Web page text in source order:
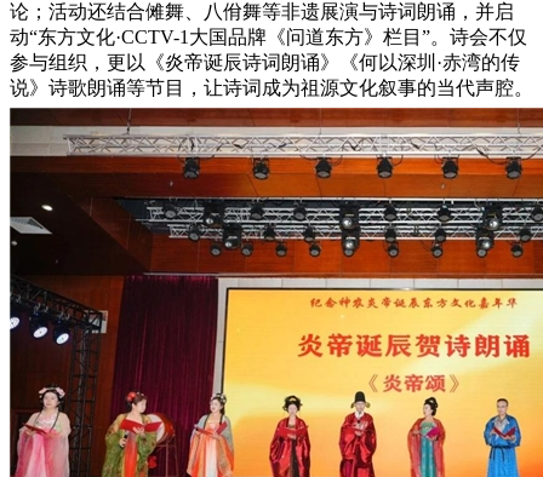
论；活动还结合傩舞、八佾舞等非遗展演与诗词朗诵，并启
动“东方文化·CCTV-1大国品牌《问道东方》栏目”。诗会不仅
参与组织，更以《炎帝诞辰诗词朗诵》《何以深圳·赤湾的传
说》诗歌朗诵等节目，让诗词成为祖源文化叙事的当代声腔。